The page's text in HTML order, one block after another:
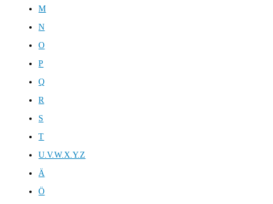
M
N
O
P
Q
R
S
T
U.V.W.X.Y.Z
Ä
Ö